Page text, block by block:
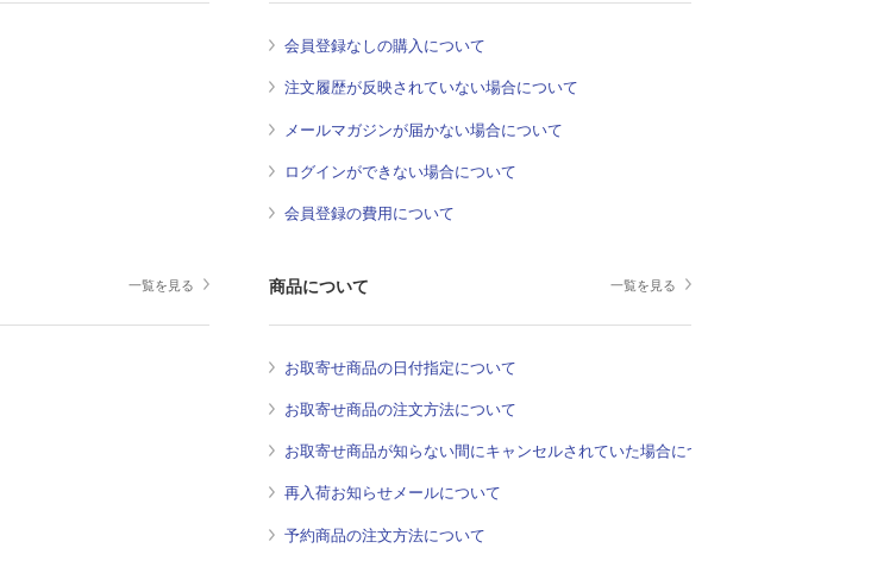
会員登録なしの購入について
注文履歴が反映されていない場合について
メールマガジンが届かない場合について
ログインができない場合について
会員登録の費用について
一覧を見る 商品について 一覧を見る
お取寄せ商品の日付指定について
お取寄せ商品の注文方法について
お取寄せ商品が知らない間にキャンセルされていた場合について
再入荷お知らせメールについて
予約商品の注文方法について